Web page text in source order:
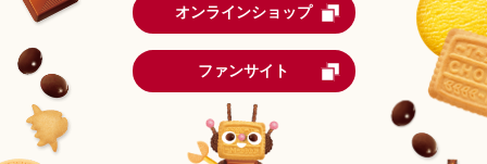
オンラインショップ
ファンサイト